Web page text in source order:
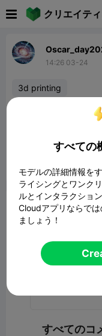
クリエイテ
14:26 03-24
3d printing
MOST BOOSTS I
 報告
コメント
すべてのコ
すべての
モデルの詳細情報を
ライシングとワンク
ルとインタラクショ
Cloudアプリならで
ましょう！